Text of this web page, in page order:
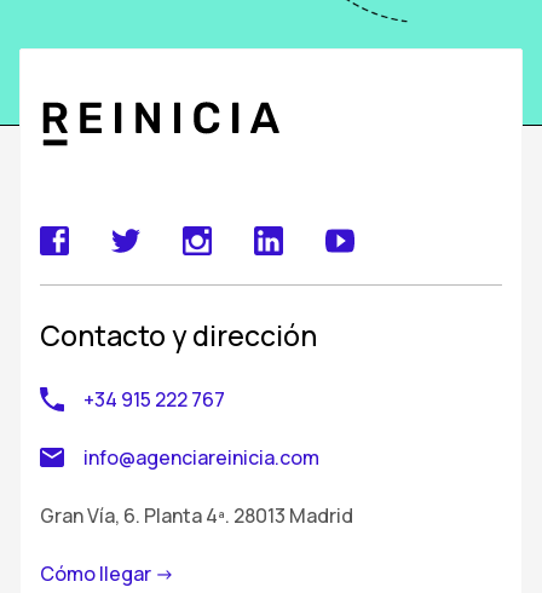
Contacto y dirección
+34 915 222 767
info@agenciareinicia.com
Gran Vía, 6. Planta 4ª. 28013 Madrid
Cómo llegar ->